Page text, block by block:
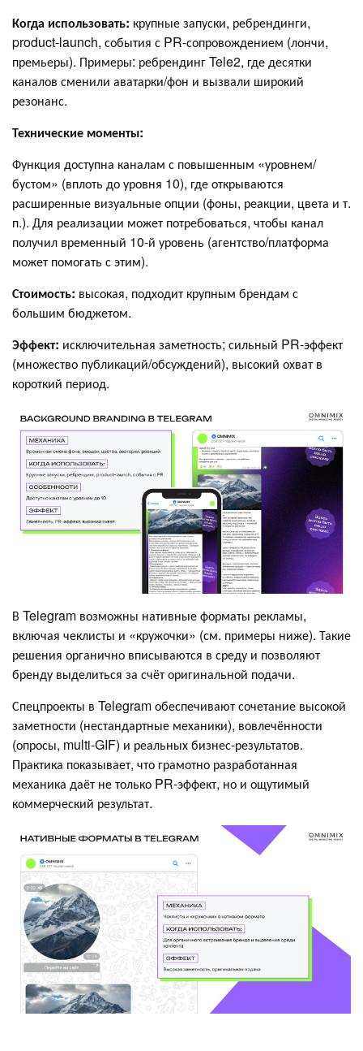
Когда использовать: крупные запуски, ребрендинги,
product-launch, события с PR-сопровождением (лончи,
премьеры). Примеры: ребрендинг Tele2, где десятки
каналов сменили аватарки/фон и вызвали широкий
резонанс.
Технические моменты:
Функция доступна каналам с повышенным «уровнем/
бустом» (вплоть до уровня 10), где открываются
расширенные визуальные опции (фоны, реакции, цвета и т.
п.). Для реализации может потребоваться, чтобы канал
получил временный 10-й уровень (агентство/платформа
может помогать с этим).
Стоимость: высокая, подходит крупным брендам с
большим бюджетом.
Эффект: исключительная заметность; сильный PR-эффект
(множество публикаций/обсуждений), высокий охват в
короткий период.
В Telegram возможны нативные форматы рекламы,
включая чеклисты и «кружочки» (см. примеры ниже). Такие
решения органично вписываются в среду и позволяют
бренду выделиться за счёт оригинальной подачи.
Спецпроекты в Telegram обеспечивают сочетание высокой
заметности (нестандартные механики), вовлечённости
(опросы, multi-GIF) и реальных бизнес-результатов.
Практика показывает, что грамотно разработанная
механика даёт не только PR-эффект, но и ощутимый
коммерческий результат.